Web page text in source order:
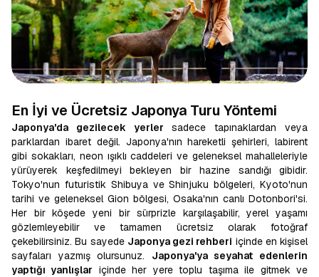
En İyi ve Ücretsiz Japonya Turu Yöntemi
Japonya'da gezilecek yerler sadece tapınaklardan veya
parklardan ibaret değil. Japonya'nın hareketli şehirleri, labirent
gibi sokakları, neon ışıklı caddeleri ve geleneksel mahalleleriyle
yürüyerek keşfedilmeyi bekleyen bir hazine sandığı gibidir.
Tokyo'nun futuristik Shibuya ve Shinjuku bölgeleri, Kyoto'nun
tarihi ve geleneksel Gion bölgesi, Osaka'nın canlı Dotonbori'si.
Her bir köşede yeni bir sürprizle karşılaşabilir, yerel yaşamı
gözlemleyebilir ve tamamen ücretsiz olarak fotoğraf
çekebilirsiniz. Bu sayede Japonya gezi rehberi içinde en kişisel
sayfaları yazmış olursunuz. Japonya'ya seyahat edenlerin
yaptığı yanlışlar içinde her yere toplu taşıma ile gitmek ve